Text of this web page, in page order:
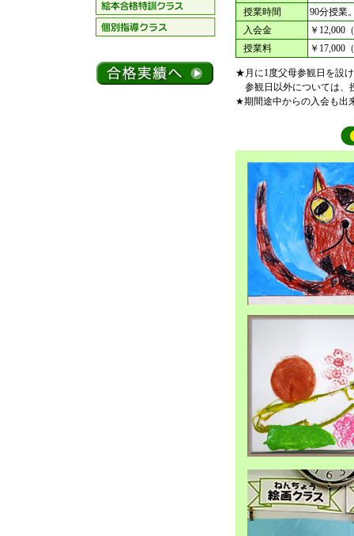
授業時間
90分授業
入会金
￥12,000
授業料 ￥17,000
★月に1度父母参観日を設
参観日以外については、
★期間途中からの入会も出